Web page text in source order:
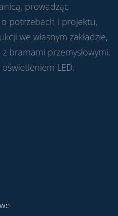
prowadząc
potrzebach i projektu,
we własnym zakładzie,
bramami przemysłowymi,
LED.